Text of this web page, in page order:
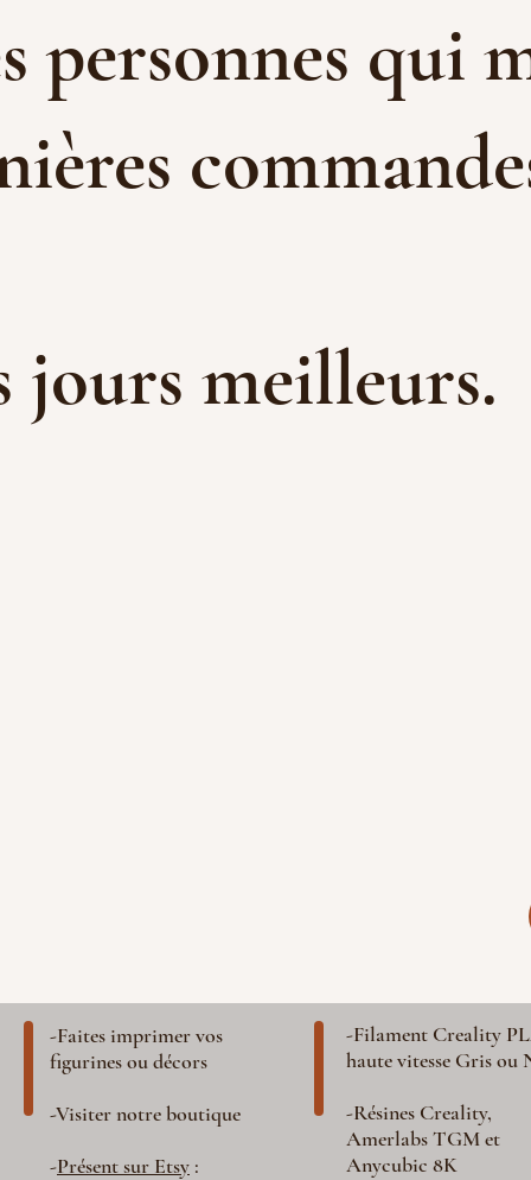
-Faites imprimer vos
figurines ou décors
-Visiter notre boutique
-Présent sur Etsy :
-Filament Creality
haute vitesse Gris ou
-Résines Creality,
Amerlabs TGM et
Anycubic 8K
personnes qui
jours meilleurs.